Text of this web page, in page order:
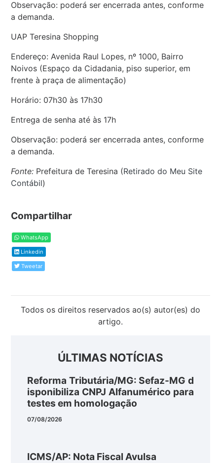
Observação: poderá ser encerrada antes, conforme
a demanda.
UAP Teresina Shopping
Endereço: Avenida Raul Lopes, nº 1000, Bairro
Noivos (Espaço da Cidadania, piso superior, em
frente à praça de alimentação)
Horário: 07h30 às 17h30
Entrega de senha até às 17h
Observação: poderá ser encerrada antes, conforme
a demanda.
Fonte: Prefeitura de Teresina (Retirado do Meu Site
Contábil)
Compartilhar
WhatsApp
Linkedin
Tweetar
Todos os direitos reservados ao(s) autor(es) do
artigo.
ÚLTIMAS NOTÍCIAS
Reforma Tributária/MG: Sefaz-MG d
isponibiliza CNPJ Alfanumérico para
testes em homologação
07/08/2026
ICMS/AP: Nota Fiscal Avulsa